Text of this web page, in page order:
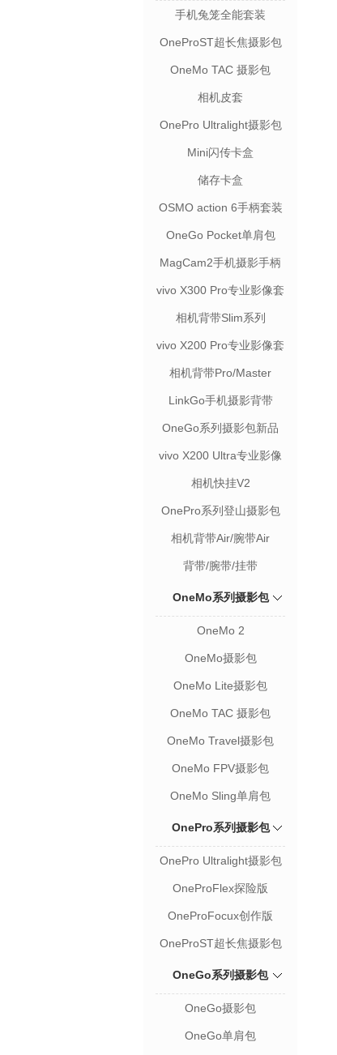
手机兔笼全能套装
OneProST超长焦摄影包
OneMo TAC 摄影包
相机皮套
OnePro Ultralight摄影包
Mini闪传卡盒
储存卡盒
OSMO action 6手柄套装
OneGo Pocket单肩包
MagCam2手机摄影手柄
vivo X300 Pro专业影像套
装
相机背带Slim系列
vivo X200 Pro专业影像套
相机背带Pro/Master
LinkGo手机摄影背带
OneGo系列摄影包新品
vivo X200 Ultra专业影像
套装
相机快挂V2
OnePro系列登山摄影包
相机背带Air/腕带Air
背带/腕带/挂带
OneMo系列摄影包
OneMo 2
OneMo摄影包
OneMo Lite摄影包
OneMo TAC 摄影包
OneMo Travel摄影包
OneMo FPV摄影包
OneMo Sling单肩包
OnePro系列摄影包
OnePro Ultralight摄影包
OneProFlex探险版
OneProFocux创作版
OneProST超长焦摄影包
OneGo系列摄影包
OneGo摄影包
OneGo单肩包